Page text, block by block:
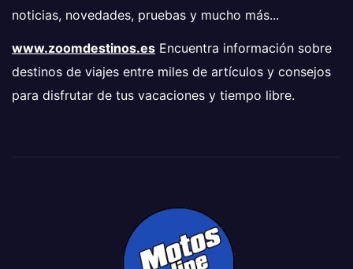
noticias, novedades, pruebas y mucho más...
www.zoomdestinos.es Encuentra información sobre
destinos de viajes entre miles de artículos y consejos
para disfrutar de tus vacaciones y tiempo libre.